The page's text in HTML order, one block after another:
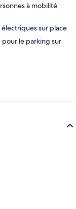
à mobilité
sur place
pour le parking sur